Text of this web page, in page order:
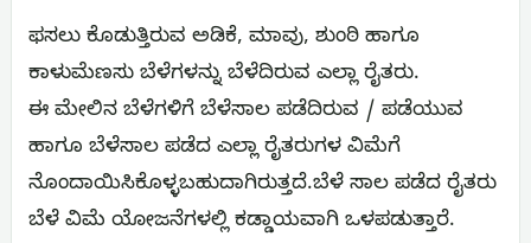
ಫಸಲು ಕೊಡುತ್ತಿರುವ ಅಡಿಕೆ, ಮಾವು, ಶುಂಠಿ ಹಾಗೂ
ಕಾಳುಮೆಣಸು ಬೆಳೆಗಳನ್ನು ಬೆಳೆದಿರುವ ಎಲ್ಲಾ ರೈತರು.
ಈ ಮೇಲಿನ ಬೆಳೆಗಳಿಗೆ ಬೆಳೆಸಾಲ ಪಡೆದಿರುವ / ಪಡೆಯುವ
ಹಾಗೂ ಬೆಳೆಸಾಲ ಪಡೆದ ಎಲ್ಲಾ ರೈತರುಗಳ ವಿಮೆಗೆ
ನೊಂದಾಯಿಸಿಕೊಳ್ಳಬಹುದಾಗಿರುತ್ತದೆ.ಬೆಳೆ ಸಾಲ ಪಡೆದ ರೈತರು
ಬೆಳೆ ವಿಮೆ ಯೋಜನೆಗಳಲ್ಲಿ ಕಡ್ಡಾಯವಾಗಿ ಒಳಪಡುತ್ತಾರೆ.